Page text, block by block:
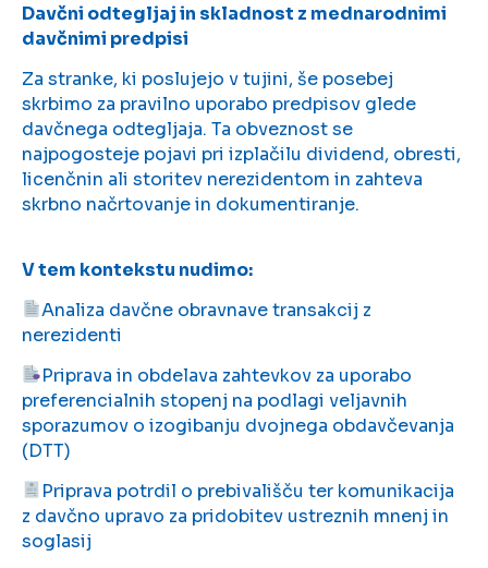
Davčni odtegljaj in skladnost z mednarodnimi
davčnimi predpisi
Za stranke, ki poslujejo v tujini, še posebej
skrbimo za pravilno uporabo predpisov glede
davčnega odtegljaja. Ta obveznost se
najpogosteje pojavi pri izplačilu dividend, obresti,
licenčnin ali storitev nerezidentom in zahteva
skrbno načrtovanje in dokumentiranje.
V tem kontekstu nudimo:
Analiza davčne obravnave transakcij z
nerezidenti
Priprava in obdelava zahtevkov za uporabo
preferencialnih stopenj na podlagi veljavnih
sporazumov o izogibanju dvojnega obdavčevanja
(DTT)
Priprava potrdil o prebivališču ter komunikacija
z davčno upravo za pridobitev ustreznih mnenj in
soglasij